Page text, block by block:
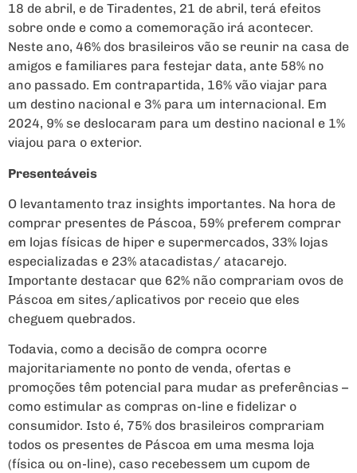
18 de abril, e de Tiradentes, 21 de abril, terá efeitos
sobre onde e como a comemoração irá acontecer.
Neste ano, 46% dos brasileiros vão se reunir na casa de
amigos e familiares para festejar data, ante 58% no
ano passado. Em contrapartida, 16% vão viajar para
um destino nacional e 3% para um internacional. Em
2024, 9% se deslocaram para um destino nacional e 1%
viajou para o exterior.
Presenteáveis
O levantamento traz insights importantes. Na hora de
comprar presentes de Páscoa, 59% preferem comprar
em lojas físicas de hiper e supermercados, 33% lojas
especializadas e 23% atacadistas/ atacarejo.
Importante destacar que 62% não comprariam ovos de
Páscoa em sites/aplicativos por receio que eles
cheguem quebrados.
Todavia, como a decisão de compra ocorre
majoritariamente no ponto de venda, ofertas e
promoções têm potencial para mudar as preferências –
como estimular as compras on-line e fidelizar o
consumidor. Isto é, 75% dos brasileiros comprariam
todos os presentes de Páscoa em uma mesma loja
(física ou on-line), caso recebessem um cupom de